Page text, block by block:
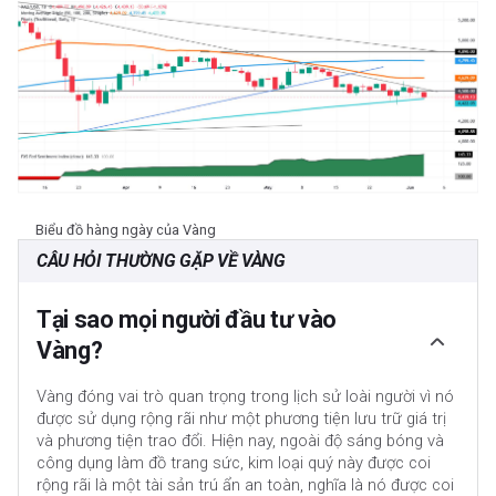
Biểu đồ hàng ngày của Vàng
CÂU HỎI THƯỜNG GẶP VỀ VÀNG
Tại sao mọi người đầu tư vào
Vàng?
Vàng đóng vai trò quan trọng trong lịch sử loài người vì nó
được sử dụng rộng rãi như một phương tiện lưu trữ giá trị
và phương tiện trao đổi. Hiện nay, ngoài độ sáng bóng và
công dụng làm đồ trang sức, kim loại quý này được coi
rộng rãi là một tài sản trú ẩn an toàn, nghĩa là nó được coi